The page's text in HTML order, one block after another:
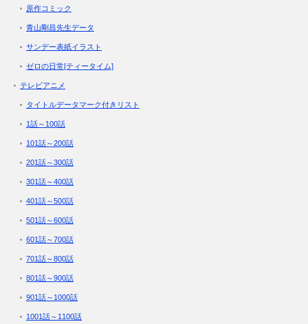
原作コミック
青山剛昌先生データ
サンデー表紙イラスト
ゼロの日常[ティータイム]
テレビアニメ
タイトルデータマーク付きリスト
1話～100話
101話～200話
201話～300話
301話～400話
401話～500話
501話～600話
601話～700話
701話～800話
801話～900話
901話～1000話
1001話～1100話